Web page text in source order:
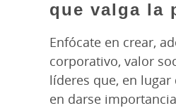
que valga la
Enfócate en crear,
corporativo, valor
líderes que, en lugar
en darse